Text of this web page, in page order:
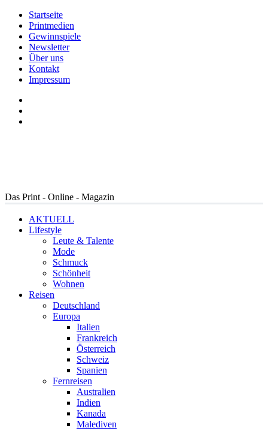
Startseite
Printmedien
Gewinnspiele
Newsletter
Über uns
Kontakt
Impressum
Das Print - Online - Magazin
AKTUELL
Lifestyle
Leute & Talente
Mode
Schmuck
Schönheit
Wohnen
Reisen
Deutschland
Europa
Italien
Frankreich
Österreich
Schweiz
Spanien
Fernreisen
Australien
Indien
Kanada
Malediven